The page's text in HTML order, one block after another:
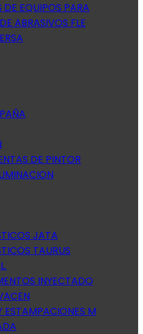
DE EQUIPOS PARA
ABRASIVOS FLE
DE PINTOR
JATA
TAURUS
INYECTADO
ESTAMPACIONES M